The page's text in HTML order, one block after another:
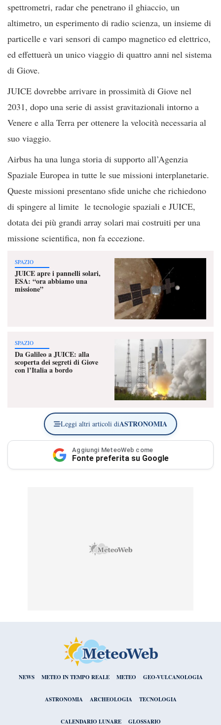
spettrometri, radar che penetrano il ghiaccio, un
altimetro, un esperimento di radio scienza, un insieme di
particelle e vari sensori di campo magnetico ed elettrico,
ed effettuerà un unico viaggio di quattro anni nel sistema
di Giove.
JUICE dovrebbe arrivare in prossimità di Giove nel
2031, dopo una serie di assist gravitazionali intorno a
Venere e alla Terra per ottenere la velocità necessaria al
suo viaggio.
Airbus ha una lunga storia di supporto all’Agenzia
Spaziale Europea in tutte le sue missioni interplanetarie.
Queste missioni presentano sfide uniche che richiedono
di spingere al limite le tecnologie spaziali e JUICE,
dotata dei più grandi array solari mai costruiti per una
missione scientifica, non fa eccezione.
SPAZIO
JUICE apre i pannelli solari,
ESA: “ora abbiamo una
missione”
SPAZIO
Da Galileo a JUICE: alla
scoperta dei segreti di Giove
con l’Italia a bordo
Leggi altri articoli diASTRONOMIA
Aggiungi MeteoWeb come
Fonte preferita su Google
NEWS METEO IN TEMPO REALE METEO GEO-VULCANOLOGIA
ASTRONOMIA ARCHEOLOGIA TECNOLOGIA
CALENDARIO LUNARE GLOSSARIO